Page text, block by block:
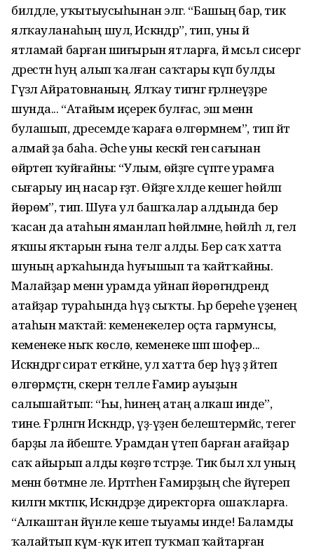
билдәле, уҡытыусыһынан эләгә. “Башың бар, тик
ялҡауланаһың шул, Искәндәр”, тип, уны йә
ятламай барған шиғырын ятларға, йә мәсьәлә сисергә
дәрестән һуң алып ҡалған саҡтары күп булды
Гүзәл Айратовнаның. Ялҡау тигәнгә ғәрләнеүҙәре
шунда... “Атайым иҫерек булғас, эш менән
булашып, дәресемде ҡараға өлгөрмәнем”, тип әйтә
алмай ҙа баһа. Әсәһе уны кескәй генә сағынан
өйрәтеп ҡуйғайны: “Улым, өйҙәге сүпте урамға
сығарыу иң насар ғәҙәт. Өйҙәге хәлде кешегә һөйләп
йөрөмә”, тип. Шуға ул башҡалар алдында бер
ҡасан да атаһын яманлап һөйләмәне, һөйләһә лә, гел
яҡшы яҡтарын ғына телгә алды. Бер саҡ хатта
шуның арҡаһында һуғышып та ҡайтҡайны.
Малайҙар менән урамда уйнап йөрөгәндәрендә
атайҙар тураһында һүҙ сыҡты. Һәр береһе үҙенең
атаһын маҡтай: кеменекелер оҫта гармунсы,
кеменеке ныҡ көслө, кеменеке шәп шофер...
Искәндәргә сират еткәйне, ул хатта бер һүҙ ҙә әйтеп
өлгөрмәҫтән, әскернә телле Ғамир ауыҙын
салышайтып: “Һы, һинең атаң алкаш инде”,
тине. Ғәрләнгән Искәндәр, үҙ-үҙен белештермәйсә, тегегә
барҙы ла йәбеште. Урамдан үтеп барған ағайҙар
саҡ айырып алды көҙгө әтәстәрҙе. Тик был хәл уның
менән бөтмәне әле. Иртәгәһен Ғамирҙың әсәһе йүгереп
килгән мәктәпкә, Искәндәрҙе директорға ошаҡларға.
“Алкаштан йүнле кеше тыуамы инде! Баламды
ҡалайтып күм-күк итеп туҡмап ҡайтарған